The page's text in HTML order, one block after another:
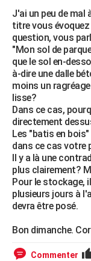
S'inscrire
Se connecter
Lycées
Collèges
Primaires
Universités
Entreprises
Service militaire
Avis de recherche
AVIS DE DÉCÈS
FORUM
Bricolage
Lifestyle
Culture
Sport
Auto
Television
Voyage
Cinema
J'ai un peu de mal
titre vous
question, vous
"Mon sol de
que le sol en-
à-dire une dalle
moins un
lisse?
Dans ce cas,
directement
Les "batis en
dans ce cas votre
Il y a là une
plus clairement?
Pour le stockage,
plusieurs jours à
devra être posé.
Bon dimanche.
Commenter